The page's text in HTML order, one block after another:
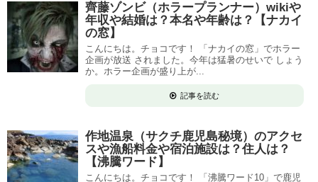
齊藤ゾンビ（ホラープランナー）wikiや
年収や結婚は？本名や年齢は？【ナカイ
の窓】
こんにちは。チョコです！ 「ナカイの窓」でホラー
企画が放送 されました。今年は猛暑のせいで しょう
か。ホラー企画が盛り上が...
記事を読む
作地温泉（サクチ鹿児島秘境）のアクセ
スや漁船料金や宿泊施設は？住人は？
【沸騰ワード】
こんにちは。チョコです！ 「沸騰ワード10」で鹿児